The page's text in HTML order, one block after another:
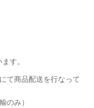
す。
て商品配送を行なって
のみ）